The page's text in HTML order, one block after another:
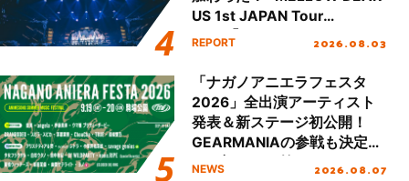
US 1st JAPAN Tour
Final「NICE to meet YOU
ート!!
REPORT 2026.08.03
「ナガノアニエラフェスタ
2026」全出演アーティスト
発表＆新ステージ初公開！
GEARMANIAの参戦も決定
し、初となる第3ステージの
NEWS 2026.08.07